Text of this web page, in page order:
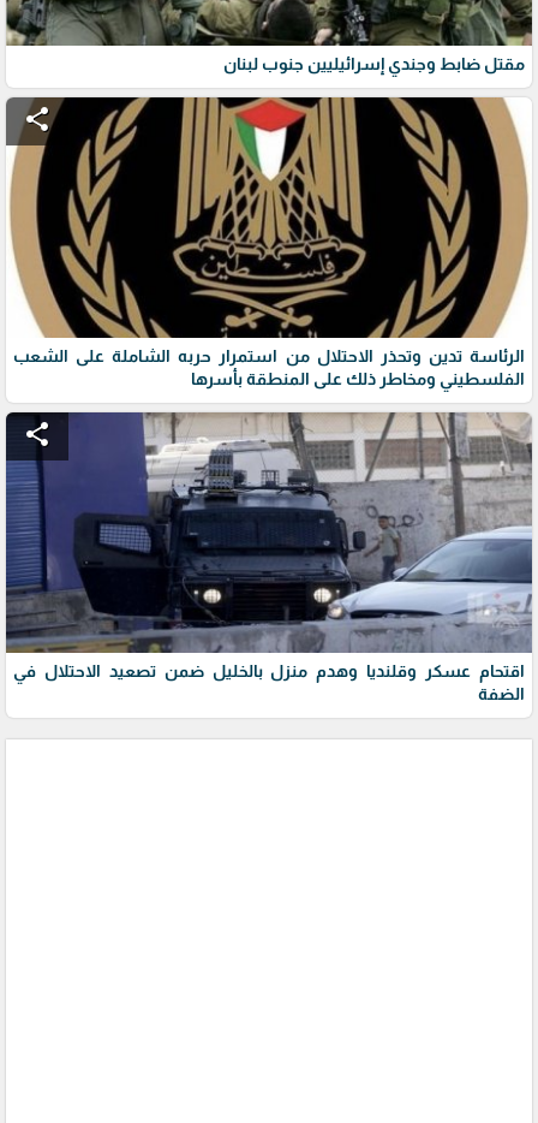
مقتل ضابط وجندي إسرائيليين جنوب لبنان
share
الرئاسة تدين وتحذر الاحتلال من استمرار حربه الشاملة على الشعب
الفلسطيني ومخاطر ذلك على المنطقة بأسرها
share
اقتحام عسكر وقلنديا وهدم منزل بالخليل ضمن تصعيد الاحتلال في
الضفة